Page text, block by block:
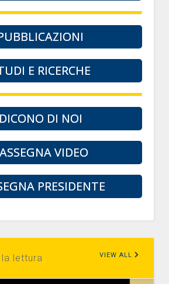
E RICERCHE
DICONO DI NOI
VIDEO
PRESIDENTE
lettura VIEW ALL